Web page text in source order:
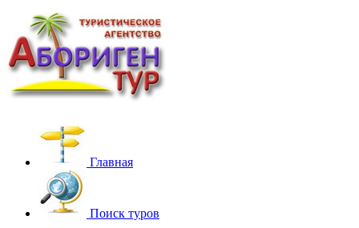
Главная
Поиск туров